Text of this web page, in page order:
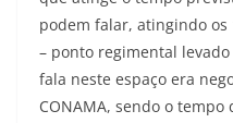
podem falar, atingindo os
– ponto regimental
fala neste espaço era
CONAMA, sendo o